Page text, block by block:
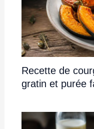
Recette de
gratin et purée